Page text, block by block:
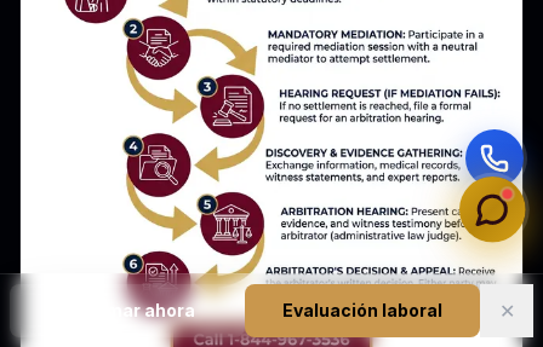
Llamar ahora Evaluación laboral ✕